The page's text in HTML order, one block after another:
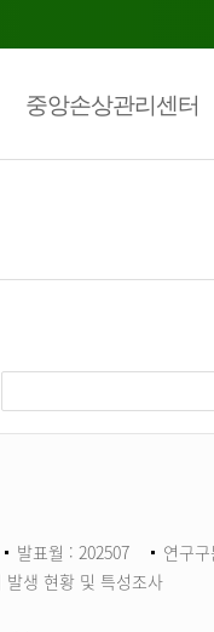
중앙손상관리센터
발표월 : 202507
연구
발생 현황 및 특성조사